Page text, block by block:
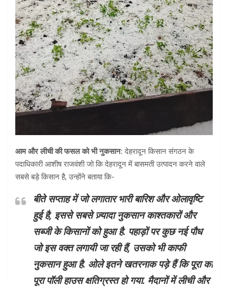
आम और लीची की फसल को भी नुकसान: देहरादून किसान संगठन के
पदाधिकारी आशीष राजवंशी जो कि देहरादून में बासमती उत्पादन करने वाले
सबसे बड़े किसान है, उन्होंने बताया कि-
बीते सप्ताह में जो लगातार भारी बारिश और ओलावृष्टि
हुई है, इससे सबसे ज़्यादा नुकसान काश्तकारों और
सब्जी के किसानों को हुआ है. पहाड़ों पर कुछ नई पौध
जो इस वक्त लगायी जा रही हैं, उसको भी काफी
नुकसान हुआ है. ओले इतने खतरनाक पड़े हैं कि पूरा का
पूरा पॉली हाउस क्षतिग्रस्त हो गया. मैदानों में लीची और